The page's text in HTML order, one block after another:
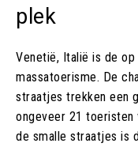
plek
Venetië, Italië is de
massatoerisme. De
straatjes trekken een
ongeveer 21 toeristen
de smalle straatjes is